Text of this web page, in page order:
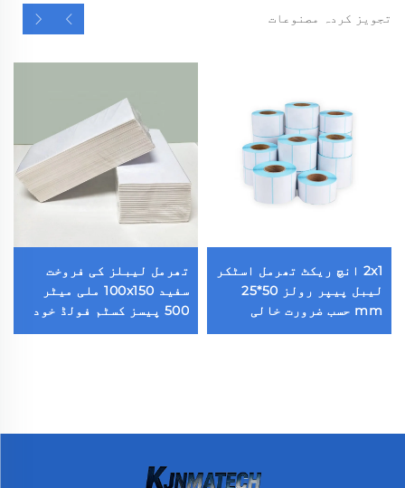
تجویز کردہ مصنوعات
2x1 انچ ریکٹ تھرمل اسٹکر
لیبل پیپر رولز 50*25
mm حسب ضرورت خالی
1000 پیسز تھرمل بارکوڈ
تھرمل لیبلز کی فروخت
سفید 100x150 ملی میٹر
500 پیسز کسٹم فولڈ خود
چسپ شپنگ لیبلز ڈائریکٹ